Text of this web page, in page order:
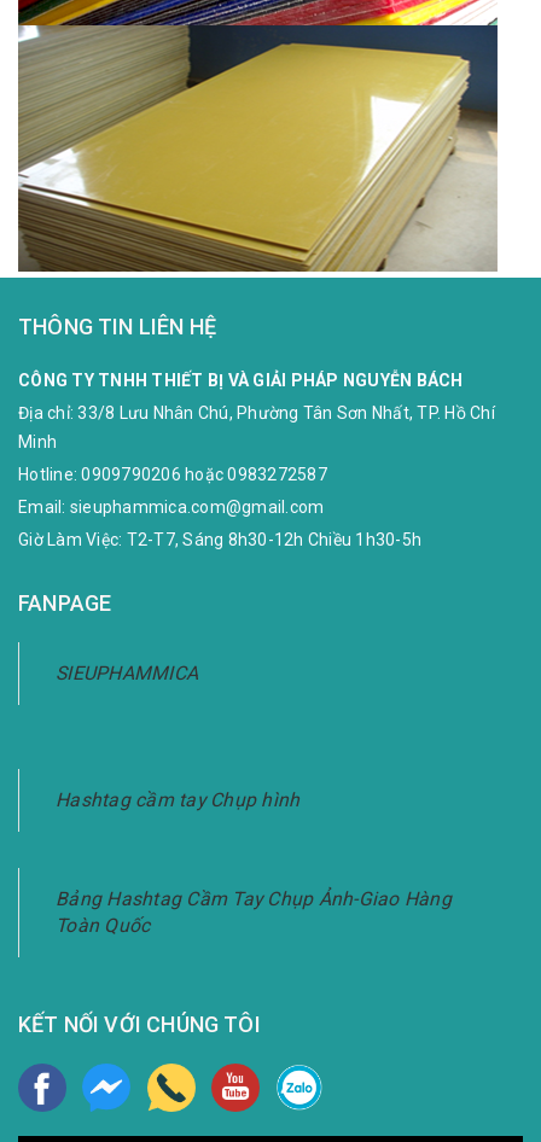
THÔNG TIN LIÊN HỆ
CÔNG TY TNHH THIẾT BỊ VÀ GIẢI PHÁP NGUYỄN BÁCH
Địa chỉ:33/8 Lưu Nhân Chú, Phường Tân Sơn Nhất, TP. Hồ Chí
Minh
Hotline:0909790206 hoặc0983272587
Email: sieuphammica.com@gmail.com
Giờ Làm Việc: T2-T7, Sáng 8h30-12h Chiều 1h30-5h
FANPAGE
SIEUPHAMMICA
Hashtag cầm tay Chụp hình
Bảng Hashtag Cầm Tay Chụp Ảnh-Giao Hàng
Toàn Quốc
KẾT NỐI VỚI CHÚNG TÔI